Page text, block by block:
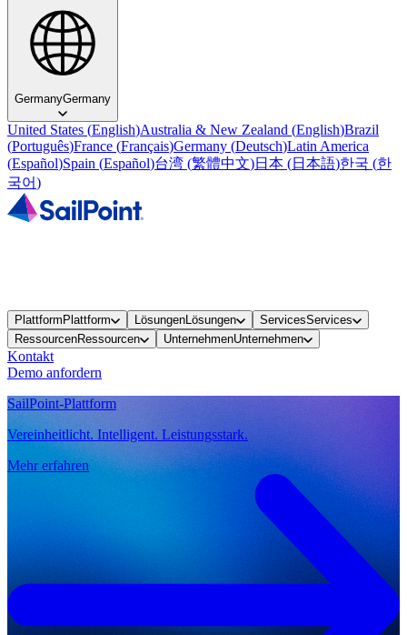
GermanyGermany
United States (English)Australia & New Zealand (English)Brazil
(Português)France (Français)Germany (Deutsch)Latin America
(Español)Spain (Español)台湾 (繁體中文)日本 (日本語)한국 (한
국어)
Plattform Plattform LösungenLösungen ServicesServices
RessourcenRessourcen UnternehmenUnternehmen
Kontakt
Demo anfordern
SailPoint-Plattform
Vereinheitlicht. Intelligent. Leistungsstark.
Mehr erfahren